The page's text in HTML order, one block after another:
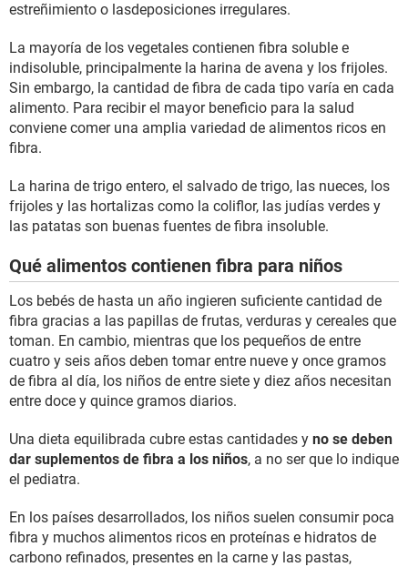
estreñimiento o lasdeposiciones irregulares.
La mayoría de los vegetales contienen fibra soluble e
indisoluble, principalmente la harina de avena y los frijoles.
Sin embargo, la cantidad de fibra de cada tipo varía en cada
alimento. Para recibir el mayor beneficio para la salud
conviene comer una amplia variedad de alimentos ricos en
fibra.
La harina de trigo entero, el salvado de trigo, las nueces, los
frijoles y las hortalizas como la coliflor, las judías verdes y
las patatas son buenas fuentes de fibra insoluble.
Qué alimentos contienen fibra para niños
Los bebés de hasta un año ingieren suficiente cantidad de
fibra gracias a las papillas de frutas, verduras y cereales que
toman. En cambio, mientras que los pequeños de entre
cuatro y seis años deben tomar entre nueve y once gramos
de fibra al día, los niños de entre siete y diez años necesitan
entre doce y quince gramos diarios.
Una dieta equilibrada cubre estas cantidades y no se deben
dar suplementos de fibra a los niños, a no ser que lo indique
el pediatra.
En los países desarrollados, los niños suelen consumir poca
fibra y muchos alimentos ricos en proteínas e hidratos de
carbono refinados, presentes en la carne y las pastas,